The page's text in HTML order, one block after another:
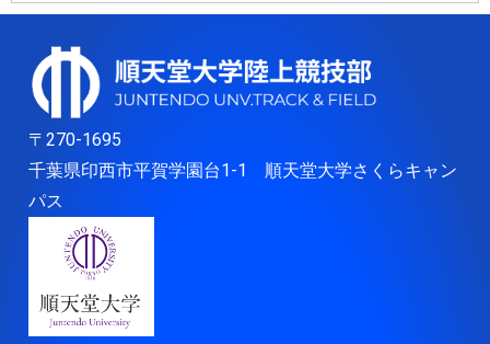
〒270-1695
千葉県印西市平賀学園台1-1 順天堂大学さくらキャン
パス